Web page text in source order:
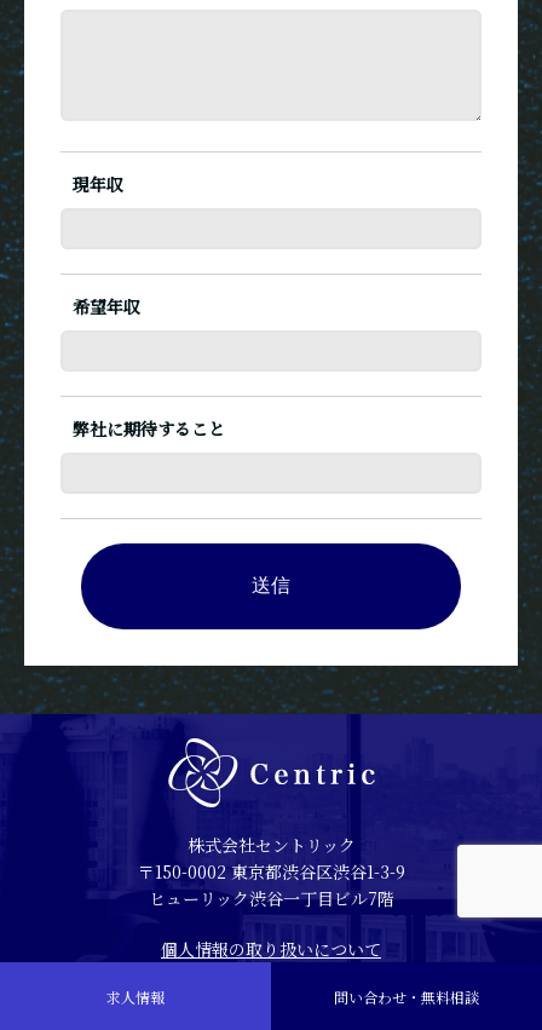
現年収
希望年収
弊社に期待すること
株式会社セントリック
〒150-0002 東京都渋谷区渋谷1-3-9
ヒューリック渋谷一丁目ビル7階
個人情報の取り扱いについて
Copyright 2024 Centric
求人情報 問い合わせ・無料相談